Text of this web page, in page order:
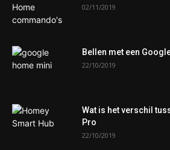
02/11/2019
Bellen met een
22/10/2019
Wat is het verschil
Pro
22/10/2019